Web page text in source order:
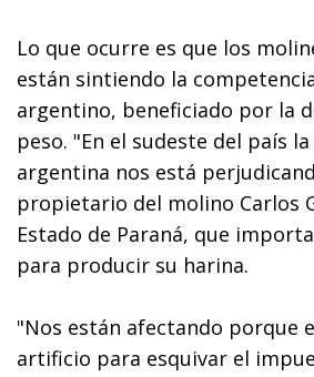
Lo que ocurre es que los
están sintiendo la
argentino, beneficiado por la
peso. "En el sudeste del país
argentina nos está
propietario del molino Carlos
Estado de Paraná, que
para producir su harina.
"Nos están afectando porque
artificio para esquivar el